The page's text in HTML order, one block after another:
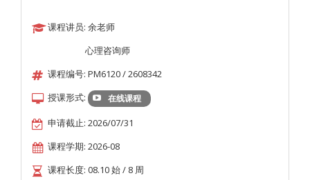
课程讲员: 余老师
心理咨询师
课程编号: PM6120 / 2608342
授课形式:
在线课程
申请截止: 2026/07/31
课程学期: 2026-08
课程长度: 08.10 始 / 8 周